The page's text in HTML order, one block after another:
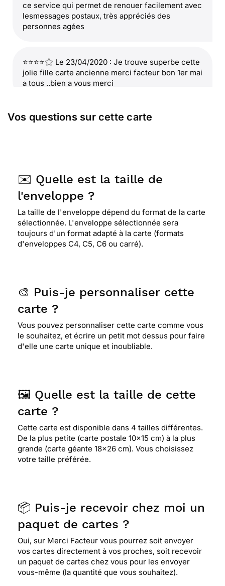
ce service qui permet de renouer facilement avec
lesmessages postaux, très appréciés des
personnes agées
⭐⭐⭐⭐
Le 23/04/2020 : Je trouve superbe cette
jolie fille carte ancienne merci facteur bon 1er mai
a tous ..bien a vous merci
⭐⭐⭐⭐⭐ Le 30/04/2016 : Cette petite fille
⭐⭐⭐⭐
Le 26/04/2015 : Je l'ai choisie pour faire
plaisir à la destinataire âgée qui affectionne ce
genre là plein de souvenirs
⭐⭐⭐⭐⭐ Le 24/04/2015 : J'adore,j'adore, que dire
⭐⭐⭐⭐⭐ Le 29/04/2014 : J'adore les cartes
anciennes, de plus celles-ci sont magnifiques!
⭐⭐⭐⭐
carte
⭐⭐⭐⭐
Le 27/04/2014 : Une belle carte ancienne
pour faire remonter des souvenirs enfouis peut-
⭐⭐⭐⭐
Le 25/04/2014 : Trés jolie cette carte
ancienne ainsi que la petite fille pieds nus elle va
bcoup plaire jen suis sur ...merci facteur..bonne
féte du 1er mai
Vos questions sur cette carte
✉️ Quelle est la taille de
l'enveloppe ?
La taille de l'enveloppe dépend du format de la carte
sélectionnée. L'enveloppe sélectionnée sera
toujours d'un format adapté à la carte (formats
d'enveloppes C4, C5, C6 ou carré).
🎨 Puis-je personnaliser cette
carte ?
Vous pouvez personnaliser cette carte comme vous
le souhaitez, et écrire un petit mot dessus pour faire
d'elle une carte unique et inoubliable.
🖼️ Quelle est la taille de cette
carte ?
Cette carte est disponible dans 4 tailles différentes.
De la plus petite (carte postale 10x15 cm) à la plus
grande (carte géante 18x26 cm). Vous choisissez
votre taille préférée.
📦 Puis-je recevoir chez moi un
paquet de cartes ?
Oui, sur Merci Facteur vous pourrez soit envoyer
vos cartes directement à vos proches, soit recevoir
un paquet de cartes chez vous pour les envoyer
vous-même (la quantité que vous souhaitez).